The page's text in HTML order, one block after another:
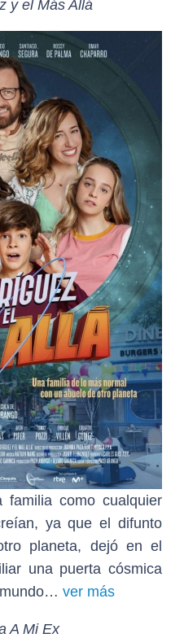
y el Más Allá
familia como cualquier
ya que el difunto
planeta, dejó en el
una puerta cósmica
ver más
A Mi Ex